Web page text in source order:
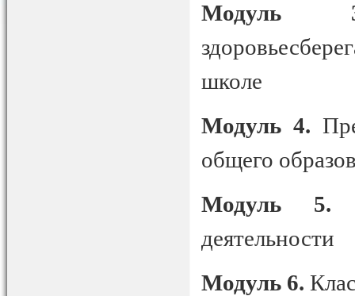
Модуль
школе
Модуль 4.
общего
Модуль 5.
деятельности
Модуль 6.